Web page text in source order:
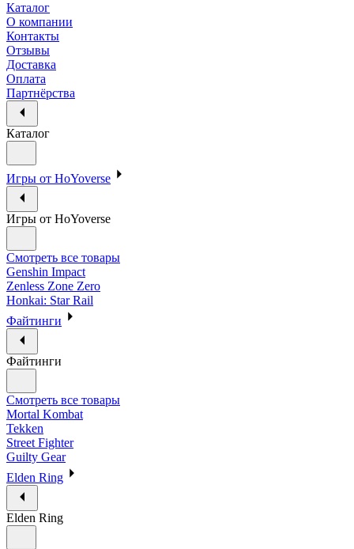
Каталог
О компании
Контакты
Отзывы
Доставка
Оплата
Партнёрства
Каталог
Игры от HoYoverse
Игры от HoYoverse
Смотреть все товары
Genshin Impact
Zenless Zone Zero
Honkai: Star Rail
Файтинги
Файтинги
Смотреть все товары
Mortal Kombat
Tekken
Street Fighter
Guilty Gear
Elden Ring
Elden Ring